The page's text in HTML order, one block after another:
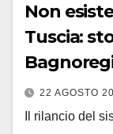
Non
Tuscia:
22 AGOSTO
Il rilancio del